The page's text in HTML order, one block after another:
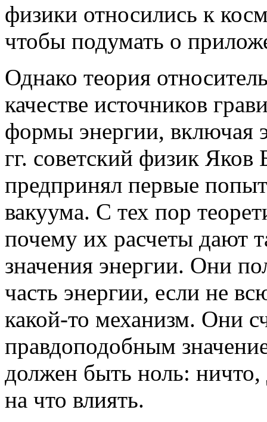
физики относились к
чтобы подумать о
Однако теория
качестве источников
формы энергии, включая
гг. советский физик
предпринял первые
вакуума. С тех пор
почему их расчеты дают
значения энергии. Они
часть энергии, если не
какой-то механизм. Они
правдоподобным
должен быть ноль:
на что влиять.